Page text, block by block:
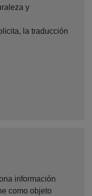
y
la traducción
información
como objeto